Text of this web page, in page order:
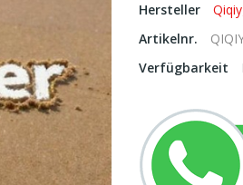
Hersteller
Artikelnr.
Verfügbarkeit